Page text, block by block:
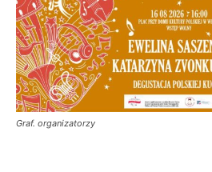
Graf. organizatorzy